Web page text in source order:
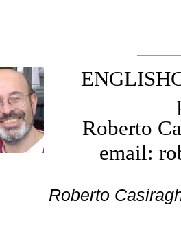
Roberto
email:
Roberto